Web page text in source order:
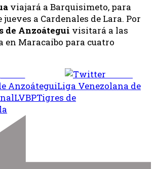
viajará a Barquisimeto, para
a Cardenales de Lara. Por
de Anzoátegui visitará a las
en Maracaibo para cuatro
AnzoáteguiLiga Venezolana de
LVBPTigres de